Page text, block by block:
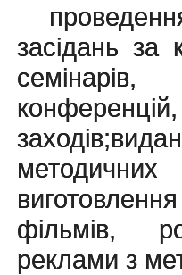
засідань за
семінарів,
фільмів,
реклами з